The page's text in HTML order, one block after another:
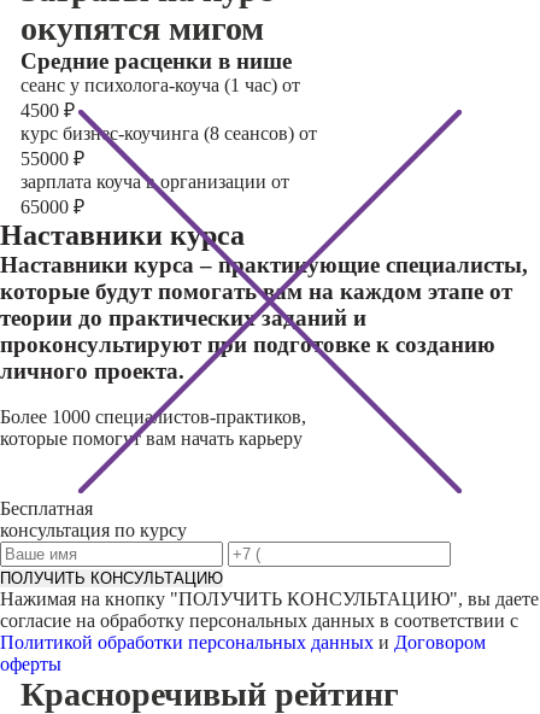
окупятся мигом
Cредние расценки в нише
сеанс у психолога-коуча (1 час) от
4500 ₽
курс бизнес-коучинга (8 сеансов) от
55000 ₽
зарплата коуча в организации от
65000 ₽
Наставники курса
Наставники курса – практикующие специалисты,
которые будут помогать вам на каждом этапе от
теории до практических заданий и
проконсультируют при подготовке к созданию
личного проекта.
Более 1000 специалистов-практиков,
которые помогут вам начать карьеру
Бесплатная
консультация по курсу
ПОЛУЧИТЬ КОНСУЛЬТАЦИЮ
Нажимая на кнопку "ПОЛУЧИТЬ КОНСУЛЬТАЦИЮ", вы даете
согласие на обработку персональных данных в соответствии с
Политикой обработки персональных данных и Договором
оферты
Красноречивый рейтинг